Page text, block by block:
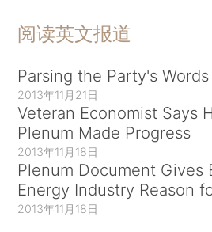
阅读英文报道
Parsing the Party's Words
2013年11月21日
Veteran Economist Says
Plenum Made Progress
2013年11月18日
Plenum Document Gives
Energy Industry Reason
2013年11月18日